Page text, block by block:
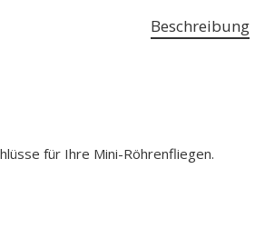
Beschreibung
für Ihre Mini-Röhrenfliegen.